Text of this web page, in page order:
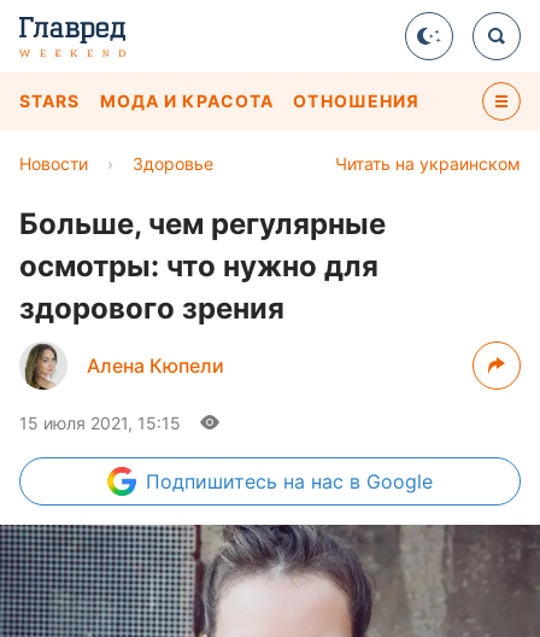
STARS МОДА И КРАСОТА ОТНОШЕНИЯ
Читать на украинском
Новости › Здоровье
Больше, чем регулярные
осмотры: что нужно для
здорового зрения
Алена Кюпели
15 июля 2021, 15:15
Подпишитесь на нас в Google